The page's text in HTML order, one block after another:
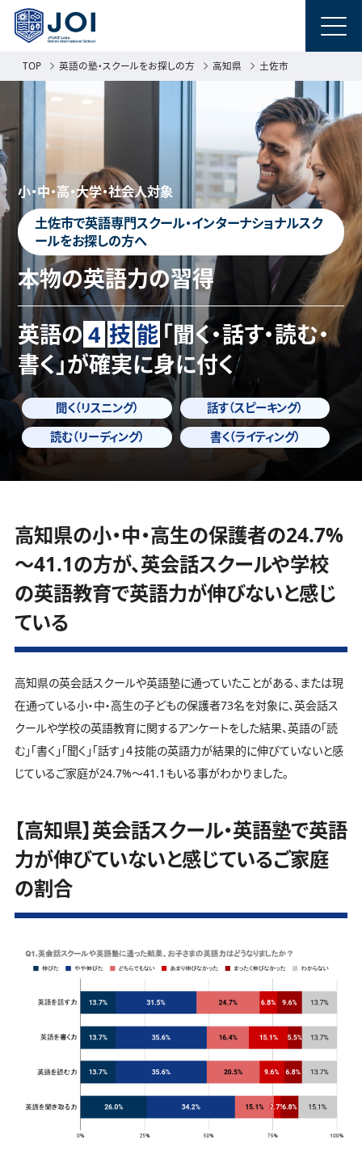
TOP 英語の塾・スクールをお探しの方 高知県 土佐市
小・中・高・大学・社会人対象
土佐市で英語専門スクール・インターナショナルスク
ールをお探しの方へ
本物の英語力の習得
英語の 4 技能 「聞く・話す・読む・
書く」が確実に身に付く
聞く（リスニング）
話す（スピーキング）
読む（リーディング）
書く（ライティング）
高知県の小・中・高生の保護者の24.7%
～41.1の方が、英会話スクールや学校
の英語教育で英語力が伸びないと感じ
ている
高知県の英会話スクールや英語塾に通っていたことがある、または現
在通っている小・中・高生の子どもの保護者73名を対象に、英会話ス
クールや学校の英語教育に関するアンケートをした結果、英語の「読
む」「書く」「聞く」「話す」４技能の英語力が結果的に伸びていないと感
じているご家庭が24.7%～41.1もいる事がわかりました。
【高知県】英会話スクール・英語塾で英語
力が伸びていないと感じているご家庭
の割合